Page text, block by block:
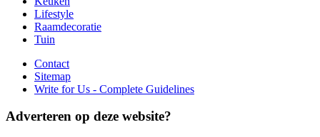
Lifestyle
Raamdecoratie
Tuin
Contact
Sitemap
Write for Us - Complete Guidelines
Adverteren op deze website?